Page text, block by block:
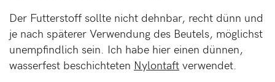
Der Futterstoff sollte nicht dehnbar, recht dünn und
je nach späterer Verwendung des Beutels, möglichst
unempfindlich sein. Ich habe hier einen dünnen,
wasserfest beschichteten Nylontaft verwendet.